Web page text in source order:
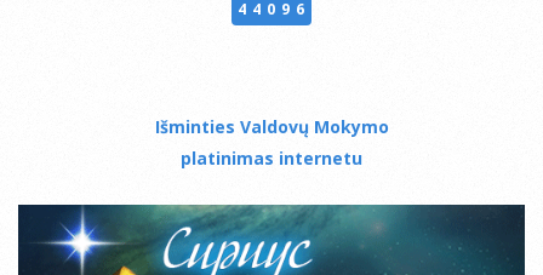
44096
Išminties Valdovų Mokymo
platinimas internetu